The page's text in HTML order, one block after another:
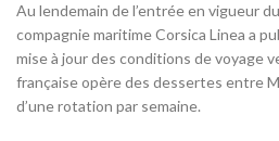
Au lendemain de l’entrée en vigueur
compagnie maritime Corsica Linea a
mise à jour des conditions de voyage
française opère des dessertes entre
d’une rotation par semaine.